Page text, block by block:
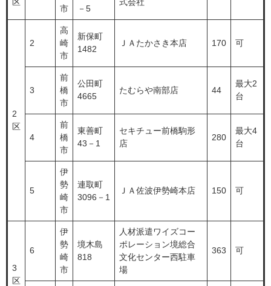
市
－5
2
区
2
高
崎
市
新保町
1482
ＪＡたかさき本店 170 可
3
前
橋
市
公田町
4665
たむらや南部店 44
最大2
台
4
前
橋
市
東善町
43－1
セキチュー前橋駒形
店
280
最大4
台
5
伊
勢
崎
市
連取町
3096－1
ＪＡ佐波伊勢崎本店 150 可
3
区
6
伊
勢
崎
市
境木島
818
人材派遣ワイズコー
ポレーション境総合
文化センター西駐車
場
363 可